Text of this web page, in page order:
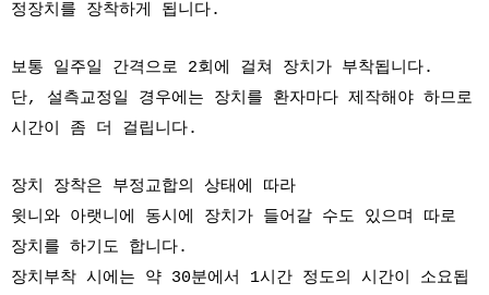
정장치를 장착하게 됩니다.
보통 일주일 간격으로 2회에 걸쳐 장치가 부착됩니다.
단, 설측교정일 경우에는 장치를 환자마다 제작해야 하므로
시간이 좀 더 걸립니다.
장치 장착은 부정교합의 상태에 따라
윗니와 아랫니에 동시에 장치가 들어갈 수도 있으며 따로
장치를 하기도 합니다.
장치부착 시에는 약 30분에서 1시간 정도의 시간이 소요됩